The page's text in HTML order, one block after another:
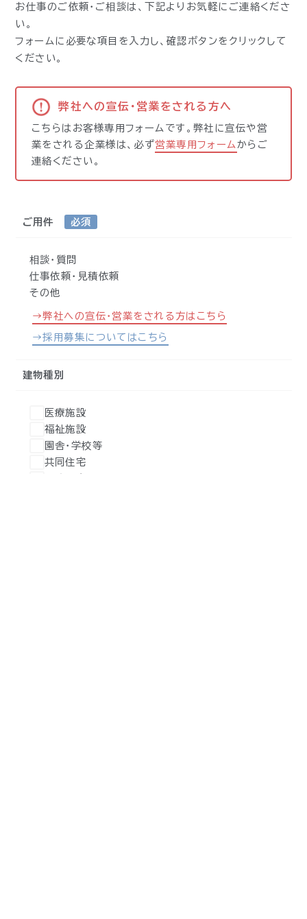
お仕事のご依頼・ご相談は、下記よりお気軽にご連絡くださ
い。
フォームに必要な項目を入力し、確認ボタンをクリックして
ください。
弊社への宣伝・営業をされる方へ
こちらはお客様専用フォームです。弊社に宣伝や営
業をされる企業様は、必ず営業専用フォーム からご
連絡ください。
ご用件 必須
相談・質問
仕事依頼・見積依頼
その他
→弊社への宣伝・営業をされる方はこちら
→採用募集についてはこちら
建物種別
医療施設
福祉施設
園舎・学校等
共同住宅